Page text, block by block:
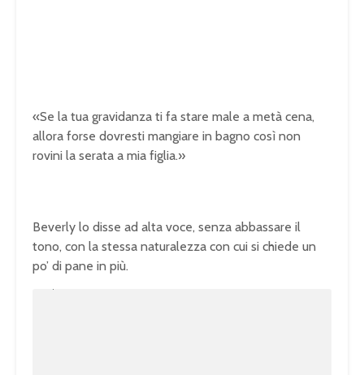
«Se la tua gravidanza ti fa stare male a metà cena,
allora forse dovresti mangiare in bagno così non
rovini la serata a mia figlia.»
Beverly lo disse ad alta voce, senza abbassare il
tono, con la stessa naturalezza con cui si chiede un
po’ di pane in più.